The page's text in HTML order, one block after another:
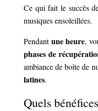
Ce qui fait le succès
musiques ensoleillées.
Pendantune heure,
phases de
ambiance de boîte de
latines.
Quels